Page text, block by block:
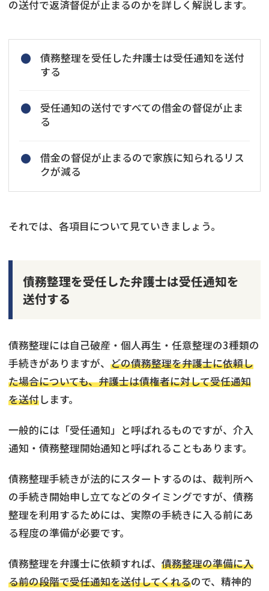
の送付で返済督促が止まるのかを詳しく解説します。
債務整理を受任した弁護士は受任通知を送付
する
受任通知の送付ですべての借金の督促が止ま
る
借金の督促が止まるので家族に知られるリス
クが減る
それでは、各項目について見ていきましょう。
債務整理を受任した弁護士は受任通知を
送付する
債務整理には自己破産・個人再生・任意整理の3種類の
手続きがありますが、 どの債務整理を弁護士に依頼し
た場合についても、弁護士は債権者に対して受任通知
を送付します。
一般的には「受任通知」と呼ばれるものですが、介入
通知・債務整理開始通知と呼ばれることもあります。
債務整理手続きが法的にスタートするのは、裁判所へ
の手続き開始申し立てなどのタイミングですが、債務
整理を利用するためには、実際の手続きに入る前にあ
る程度の準備が必要です。
債務整理を弁護士に依頼すれば、 債務整理の準備に入
る前の段階で受任通知を送付してくれるので、精神的